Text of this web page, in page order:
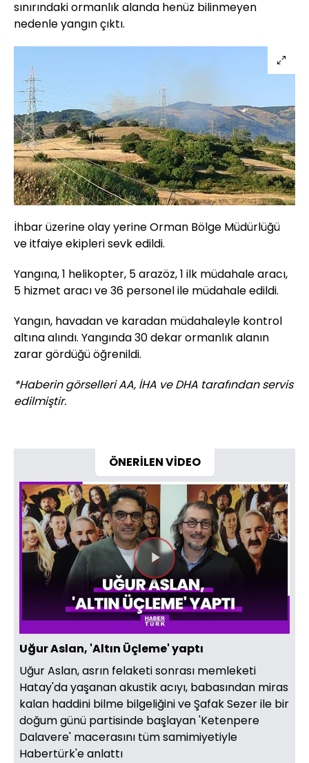
sınırındaki ormanlık alanda henüz bilinmeyen
nedenle yangın çıktı.
İhbar üzerine olay yerine Orman Bölge Müdürlüğü
ve itfaiye ekipleri sevk edildi.
Yangına, 1 helikopter, 5 arazöz, 1 ilk müdahale aracı,
5 hizmet aracı ve 36 personel ile müdahale edildi.
Yangın, havadan ve karadan müdahaleyle kontrol
altına alındı. Yangında 30 dekar ormanlık alanın
zarar gördüğü öğrenildi.
*Haberin görselleri AA, İHA ve DHA tarafından servis
edilmiştir.
ÖNERİLEN VİDEO
Videoyu
Oynat
Uğur Aslan, 'Altın Üçleme' yaptı
Uğur Aslan, asrın felaketi sonrası memleketi
Hatay'da yaşanan akustik acıyı, babasından miras
kalan haddini bilme bilgeliğini ve Şafak Sezer ile bir
doğum günü partisinde başlayan 'Ketenpere
Dalavere' macerasını tüm samimiyetiyle
Habertürk'e anlattı